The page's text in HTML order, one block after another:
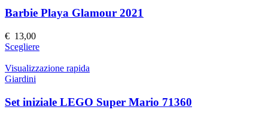
prodotto
Le
opzioni
scelte
nella
pagina
prodotto
Barbie Playa Glamour 2021
€ 13,00
ScegliereQuesto
ha
Le
opzioni
Visualizzazione rapida
Giardini
Set iniziale LEGO Super Mario 71360